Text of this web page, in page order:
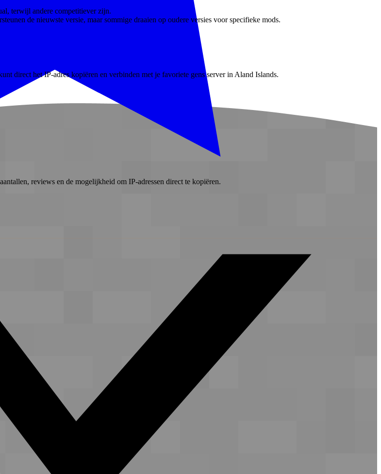
terwijl andere competitiever zijn.
de nieuwste versie, maar sommige draaien op oudere versies voor specifieke mods.
direct het IP-adres kopiëren en verbinden met je favoriete gens server in Aland Islands.
reviews en de mogelijkheid om IP-adressen direct te kopiëren.